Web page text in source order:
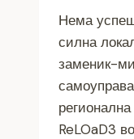
Нема
силна
заменик-
ReLOaD3